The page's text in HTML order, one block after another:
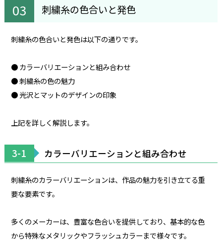
刺繍糸の色合いと発色
刺繍糸の色合いと発色は以下の通りです。
● カラーバリエーションと組み合わせ
● 刺繍糸の色の魅力
● 光沢とマットのデザインの印象
上記を詳しく解説します。
3-1 カラーバリエーションと組み合わせ
刺繍糸のカラーバリエーションは、作品の魅力を引き立てる重
要な要素です。
多くのメーカーは、豊富な色合いを提供しており、基本的な色
から特殊なメタリックやフラッシュカラーまで様々です。